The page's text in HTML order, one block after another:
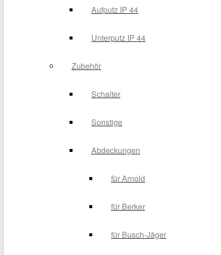
Aufputz IP 44
Unterputz IP 44
Zubehör
Schalter
Sonstige
Abdeckungen
für Arnold
für Berker
für Busch-Jäger